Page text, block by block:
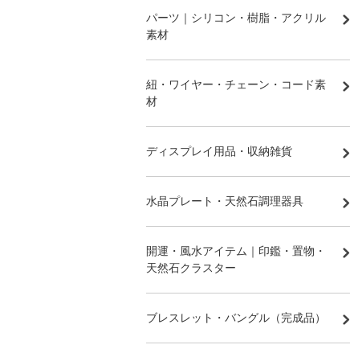
パーツ｜シリコン・樹脂・アクリル
素材
紐・ワイヤー・チェーン・コード素
材
ディスプレイ用品・収納雑貨
水晶プレート・天然石調理器具
開運・風水アイテム｜印鑑・置物・
天然石クラスター
ブレスレット・バングル（完成品）